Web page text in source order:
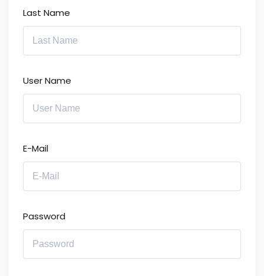
Last Name
User Name
E-Mail
Password